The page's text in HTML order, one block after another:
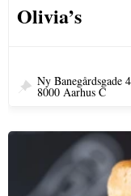
Olivia’s
Ny Banegårdsgade
8000 Aarhus C